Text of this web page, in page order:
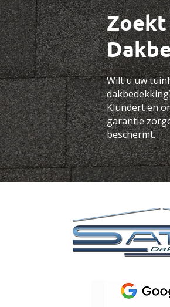
Zoekt
Wilt u uw
Klundert en
garantie
beschermt.